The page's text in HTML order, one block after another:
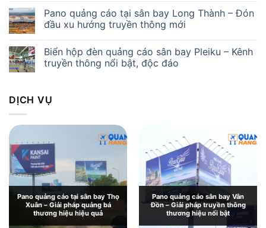
Pano quảng cáo tại sân bay Long Thành – Đón
đầu xu hướng truyền thông mới
Biển hộp đèn quảng cáo sân bay Pleiku – Kênh
truyền thông nổi bật, độc đáo
DỊCH VỤ
Pano quảng cáo tại sân bay Thọ
Xuân – Giải pháp quảng bá
thương hiệu hiệu quả
Pano quảng cáo sân bay Vân
Đồn – Giải pháp truyền thông
thương hiệu nổi bật